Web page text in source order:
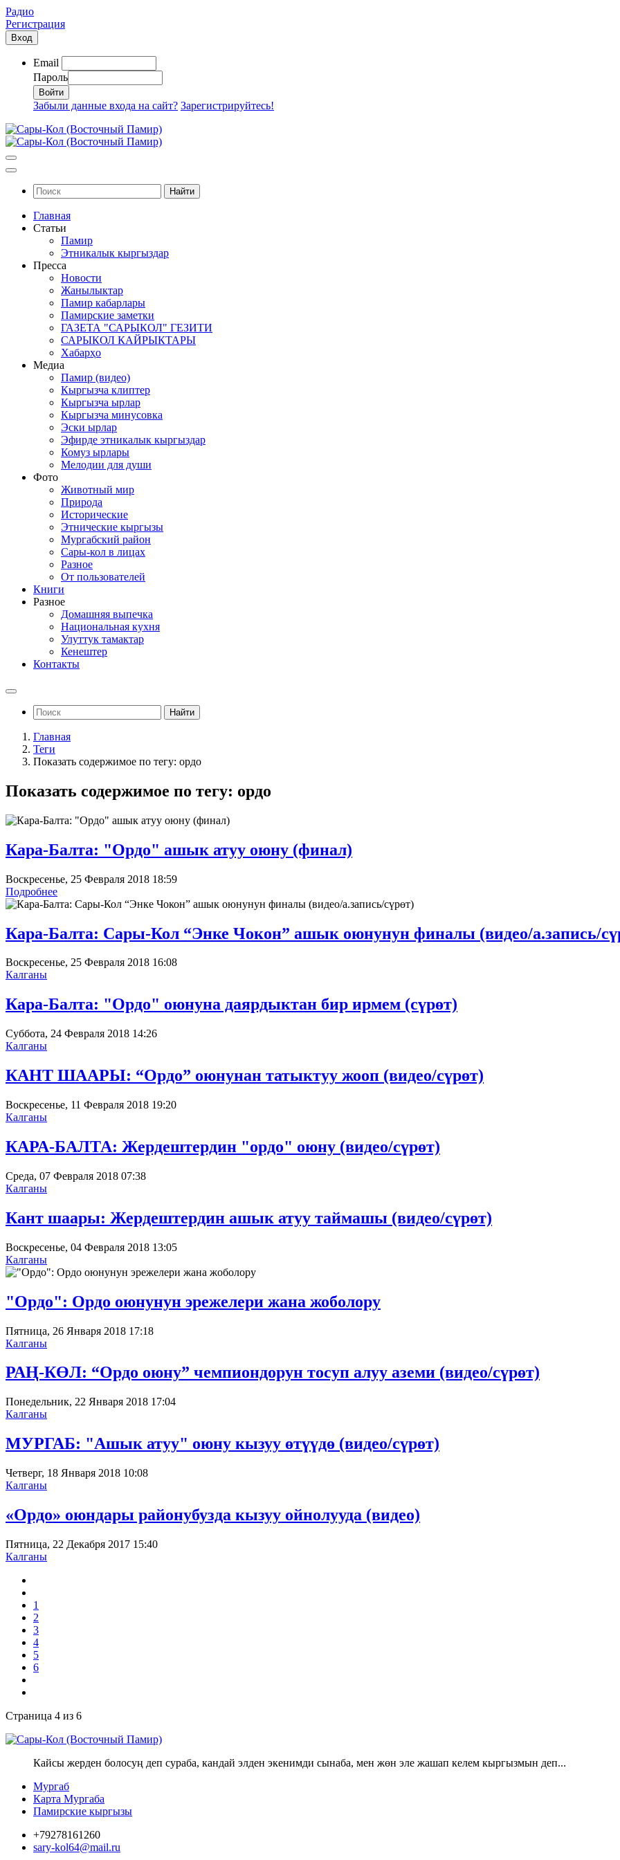
Радио
Регистрация
Вход
Email
Пароль
Забыли данные входа на сайт? Зарегистрируйтесь!
Найти
Главная
Статьи
Памир
Этникалык кыргыздар
Пресса
Новости
Жанылыктар
Памир кабарлары
Памирские заметки
ГАЗЕТА "САРЫКОЛ" ГЕЗИТИ
САРЫКОЛ КАЙРЫКТАРЫ
Хабарҳо
Медиа
Памир (видео)
Кыргызча клиптер
Кыргызча ырлар
Кыргызча минусовка
Эски ырлар
Эфирде этникалык кыргыздар
Комуз ырлары
Мелодии для души
Фото
Животный мир
Природа
Исторические
Этнические кыргызы
Мургабский район
Сары-кол в лицах
Разное
От пользователей
Книги
Разное
Домашняя выпечка
Национальная кухня
Улуттук тамактар
Кенештер
Контакты
Найти
Главная
Теги
Показать содержимое по тегу: ордо
Показать содержимое по тегу: ордо
Кара-Балта: "Ордо" ашык атуу оюну (финал)
Воскресенье, 25 Февраля 2018 18:59
Подробнее
Кара-Балта: Сары-Кол “Энке Чокон” ашык оюнунун финалы (видео/а.запись/
Воскресенье, 25 Февраля 2018 16:08
Калганы
Кара-Балта: "Ордо" оюнуна даярдыктан бир ирмем (сүрөт)
Суббота, 24 Февраля 2018 14:26
Калганы
КАНТ ШААРЫ: “Ордо” оюнунан татыктуу жооп (видео/сүрөт)
Воскресенье, 11 Февраля 2018 19:20
Калганы
КАРА-БАЛТА: Жердештердин "ордо" оюну (видео/сүрөт)
Среда, 07 Февраля 2018 07:38
Калганы
Кант шаары: Жердештердин ашык атуу таймашы (видео/сүрөт)
Воскресенье, 04 Февраля 2018 13:05
Калганы
"Ордо": Ордо оюнунун эрежелери жана жоболору
Пятница, 26 Января 2018 17:18
Калганы
РАҢ-КӨЛ: “Ордо оюну” чемпиондорун тосуп алуу аземи (видео/сүрөт)
Понедельник, 22 Января 2018 17:04
Калганы
МУРГАБ: "Ашык атуу" оюну кызуу өтүүдө (видео/сүрөт)
Четверг, 18 Января 2018 10:08
Калганы
«Ордо» оюндары районубузда кызуу ойнолууда (видео)
Пятница, 22 Декабря 2017 15:40
Калганы
1
2
3
4
5
6
Страница 4 из 6
Кайсы жерден болосуң деп сураба, кандай элден экенимди сынаба, мен жөн эле жашап келем кыргызмын деп...
Мургаб
Карта Мургаба
Памирские кыргызы
+79278161260
sary-kol64@mail.ru